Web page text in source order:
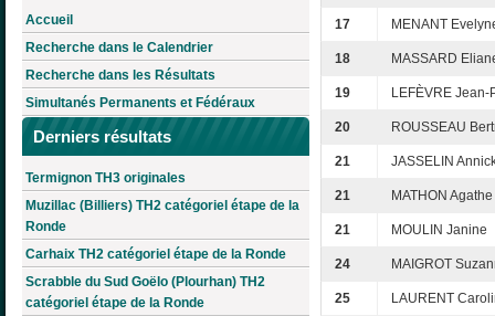
Accueil
Recherche dans le Calendrier
Recherche dans les Résultats
Simultanés Permanents et Fédéraux
Derniers résultats
Termignon TH3 originales
Muzillac (Billiers) TH2 catégoriel étape de la
Ronde
Carhaix TH2 catégoriel étape de la Ronde
Scrabble du Sud Goëlo (Plourhan) TH2
catégoriel étape de la Ronde
17 MENANT
18 MASSARD
19 LEFÈVRE Jean-
20 ROUSSEAU
21 JASSELIN
21 MATHON Agathe
21 MOULIN Janine
24 MAIGROT
25 LAURENT